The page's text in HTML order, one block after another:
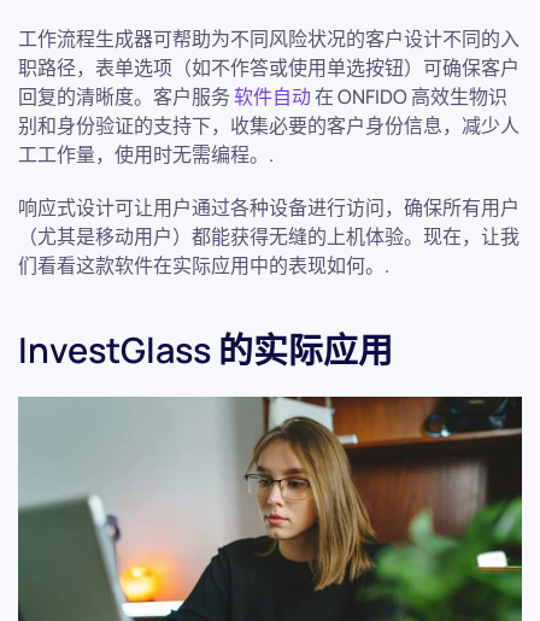
工作流程生成器可帮助为不同风险状况的客户设计不同的入
职路径，表单选项（如不作答或使用单选按钮）可确保客户
回复的清晰度。客户服务软件自动在 ONFIDO 高效生物识
别和身份验证的支持下，收集必要的客户身份信息，减少人
工工作量，使用时无需编程。.
响应式设计可让用户通过各种设备进行访问，确保所有用户
（尤其是移动用户）都能获得无缝的上机体验。现在，让我
们看看这款软件在实际应用中的表现如何。.
InvestGlass 的实际应用